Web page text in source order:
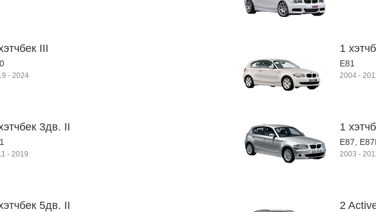
III
- 2024
1
E81
2004-
3дв. II
- 2019
1
E87,
2003 -
5дв. II 2